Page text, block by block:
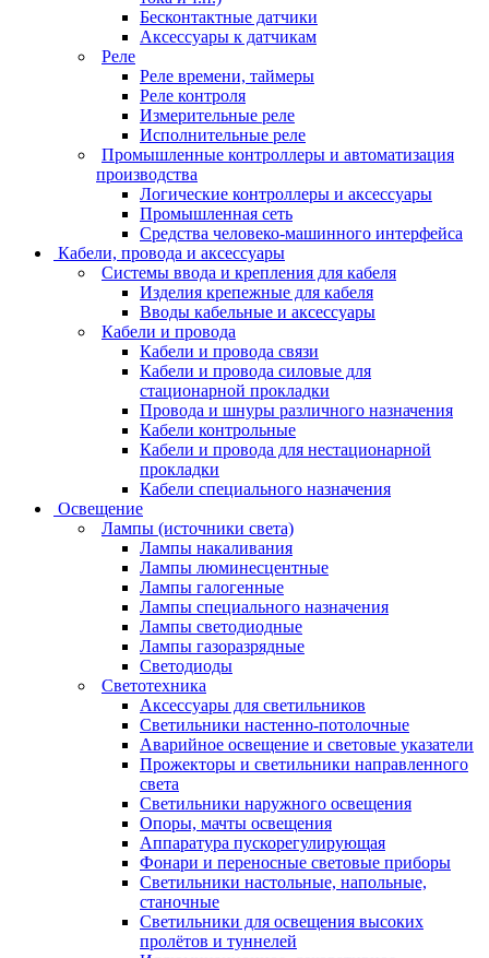
Бесконтактные датчики
Аксессуары к датчикам
Реле
Реле времени, таймеры
Реле контроля
Измерительные реле
Исполнительные реле
Промышленные контроллеры и автоматизация
производства
Логические контроллеры и аксессуары
Промышленная сеть
Средства человеко-машинного интерфейса
Кабели, провода и аксессуары
Системы ввода и крепления для кабеля
Изделия крепежные для кабеля
Вводы кабельные и аксессуары
Кабели и провода
Кабели и провода связи
Кабели и провода силовые для
стационарной прокладки
Провода и шнуры различного назначения
Кабели контрольные
Кабели и провода для нестационарной
прокладки
Кабели специального назначения
Освещение
Лампы (источники света)
Лампы накаливания
Лампы люминесцентные
Лампы галогенные
Лампы специального назначения
Лампы светодиодные
Лампы газоразрядные
Светодиоды
Светотехника
Аксессуары для светильников
Светильники настенно-потолочные
Аварийное освещение и световые указатели
Прожекторы и светильники направленного
света
Светильники наружного освещения
Опоры, мачты освещения
Аппаратура пускорегулирующая
Фонари и переносные световые приборы
Светильники настольные, напольные,
станочные
Светильники для освещения высоких
пролётов и туннелей